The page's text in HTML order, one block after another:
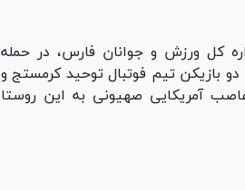
کل ورزش و جوانان فارس، در حمله
بازیکن تیم فوتبال توحید کرمستج و
آمریکایی صهیونی به این روستا